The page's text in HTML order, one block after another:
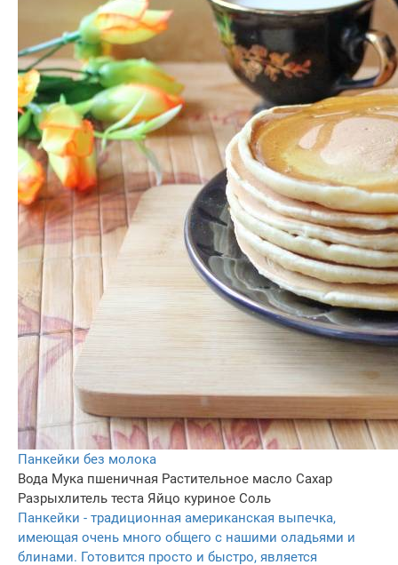
Панкейки без молока
Вода Мука пшеничная Растительное масло Сахар
Разрыхлитель теста Яйцо куриное Соль
Панкейки - традиционная американская выпечка,
имеющая очень много общего с нашими оладьями и
блинами. Готовится просто и быстро, является